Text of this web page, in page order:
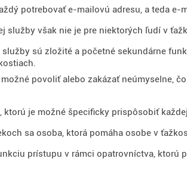
potrebovať e-mailovú adresu, a teda
služby však nie je pre niektorých ľudí v
sú zložité a početné sekundárne
povoliť alebo zakázať neúmyselne,
ktorú je možné špecificky prispôsobiť
sa osoba, ktorá pomáha osobe v
prístupu v rámci opatrovníctva, ktorú